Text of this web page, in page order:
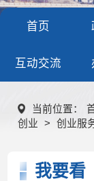
首页
互动交流
当前位置：
创业
> 创业服
我要看